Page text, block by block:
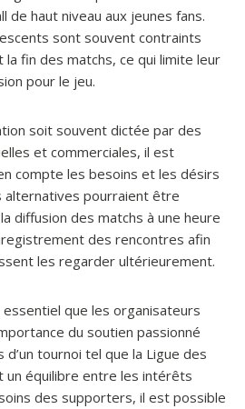
de haut niveau aux jeunes fans.
sont souvent contraints
la fin des matchs, ce qui limite leur
pour le jeu.
soit souvent dictée par des
et commerciales, il est
compte les besoins et les désirs
alternatives pourraient être
diffusion des matchs à une heure
des rencontres afin
les regarder ultérieurement.
que les organisateurs
du soutien passionné
d’un tournoi tel que la Ligue des
un équilibre entre les intérêts
des supporters, il est possible